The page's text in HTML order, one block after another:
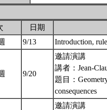
日期
9/13 Introduction,
9/20
邀請演講
講者：Jean-
題目：
consequences
邀請演講